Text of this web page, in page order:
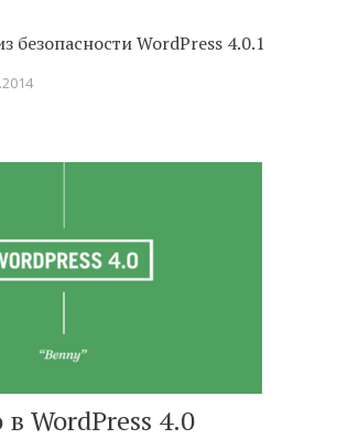
безопасности WordPress 4.0.1
WordPress 4.0